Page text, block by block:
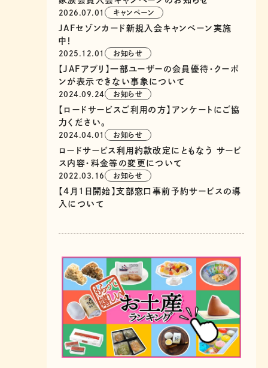
2026.07.01 キャンペーン
JAFセゾンカード新規入会キャンペーン実施
中！
2025.12.01 お知らせ
【JAFアプリ】一部ユーザーの会員優待・クーポ
ンが表示できない事象について
2024.09.24 お知らせ
【ロードサービスご利用の方】アンケートにご協
力ください。
2024.04.01 お知らせ
ロードサービス利用約款改定にともなう サービ
ス内容・料金等の変更について
2022.03.16 お知らせ
【4月1日開始】支部窓口事前予約サービスの導
入について